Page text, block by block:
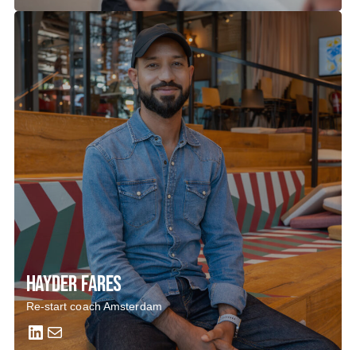
Hayder Fares
Re-start coach Amsterdam
LinkedIn Mail